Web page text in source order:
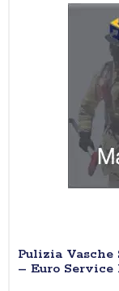
Pulizia
– Euro Service